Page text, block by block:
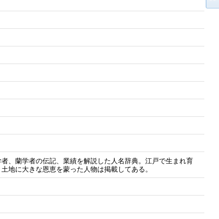
、蘭学者の伝記、業績を解説した人名辞典。江戸で生まれ育
地に大きな恩恵を蒙った人物は掲載してある。